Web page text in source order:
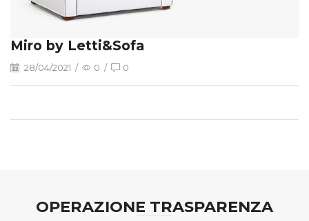
Miro by Letti&Sofa
28/04/2021 / 0 / 0
OPERAZIONE TRASPARENZA